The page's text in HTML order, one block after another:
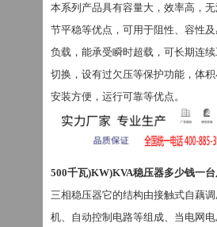
本系列产品具有容量大，效率高，
节平稳等优点，可用于阻性、容性
负载，能承受瞬时超载，可长期连
切换，设有过欠压等保护功能，体
安装方便，运行可靠等优点。
500千瓦)KW)KVA稳压器多少钱一
三相稳压器它的结构由接触式自藕
机、自动控制电路等组成、当电网